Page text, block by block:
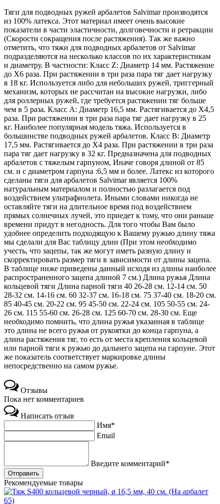
Тяги для подводных ружей арбалетов Salvimar производятся
из 100% латекса. Этот материал имеет очень высокие
показатели в части эластичности, долговечности и ретракции
(Скорости сокращения после растяжения). Так же важно
отметить, что тяжи для подводных арбалетов от Salvimar
подразделяются на несколько классов по их характеристикам
и диаметру. В частности: Класс Z: Диаметр 14 мм. Растяжение
до Х6 раза. При растяжении в три раза пара тяг дает нагрузку
в 18 кг. Используется либо для небольших ружей, триггерный
механизм, которых не рассчитан на высокие нагрузки, либо
для роллерных ружей, где требуется растяжении тяг больше
чем в 5 раза. Класс A: Диаметр 16,5 мм. Растягивается до Х4,5
раза. При растяжении в три раза пара тяг дает нагрузку в 25
кг. Наиболее популярная модель тяжа. Используется в
большинстве подводных ружей арбалетов. Класс B: Диаметр
17,5 мм. Растягивается до Х4 раза. При растяжении в три раза
пара тяг дает нагрузку в 32 кг. Предназначена для подводных
арбалетов с тяжелым гарпуном, Иначе говоря длиной от 85
см. и с диаметром гарпуна :6,5 мм и более. Латекс из которого
сделаны тяги для арбалетов Salvimar является 100%
натуральным материалом и полностью разлагается под
воздействием ультрафиолета. Иными словами никогда не
оставляйте тяги на длительное время под воздействием
прямых солнечных лучей, это приедет к тому, что они раньше
времени придут в негодность. Для того чтобы Вам было
удобнее определить подходящую к Вашему ружью длину тяжа
мы сделали для Вас таблицу длин (При этом необходимо
учесть, что зацепы, так же могут иметь разную длину и
скорректировать размер тяги в зависимости от длины зацепа.
В таблице ниже приведены данный исходя из длины наиболее
распространенного зацепа длиной 7 см.) Длина ружья Длина
кольцевой тяги Длина парной тяги 40 26-28 см. 12-14 см. 50
28-32 см. 14-16 см. 60 32-37 см. 16-18 см. 75 37-40 см. 18-20 см.
85 40-45 см. 20-22 см. 95 45-50 см. 22-24 см. 105 50-55 см. 24-
26 см. 115 55-60 см. 26-28 см. 125 60-70 см. 28-30 см. Еще
необходимо помнить, что длина ружья указанная в таблице
это длина не всего ружья от рукоятки до конца гарпуна, а
длина растяжения тяг, то есть от места крепления кольцевой
или парной тяги к ружью до дальнего зацепа на гарпуне. Этот
же показатель соответствует маркировке длины
непосредственно на самом ружье.
Отзывы
Пока нет комментариев
Написать отзыв
Имя*
Email
Введите комментарий*
Рекомендуемые товары